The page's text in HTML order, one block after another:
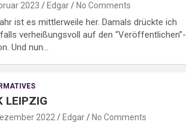
2023 Edgar No Comments
ist es mittlerweile her. Damals drückte ich
verheißungsvoll auf den “Veröffentlichen”-
Und nun…
LEIPZIG
2022 Edgar No Comments